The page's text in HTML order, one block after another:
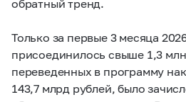
обратный тренд.
Только за первые 3 месяца
присоединилось свыше 1,3
переведенных в программу
143,7 млрд рублей, было